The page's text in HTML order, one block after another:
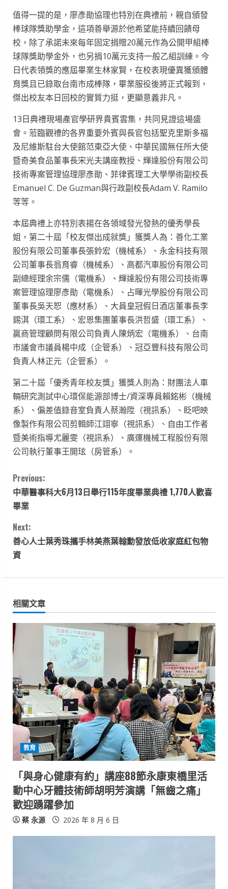
值得一提的是，廖彥勛協理也特別在典禮前，親自頒發
棒球隊獎助學金，這項善舉源於他希望能持續回饋母
校，除了承諾未來每年固定捐贈20萬元作為公開甲組棒
球隊獎助學金外，也另捐10萬元支持一般乙組訓練。今
日代表領獎的應屆畢業生林家賢，在校表現優異獲頒體
育獎且已錄取台南市成棒隊，畢業服役後將正式報到，
傑出校友本日回校的實質力挺，更顯意義非凡。
13日典禮現場產官學研界貴賓雲集，共同見證這場盛
會。蒞臨觀禮的各界重要外賓與長官包括聖克里斯多福
及尼維斯駐台大使館范東亞大使、中華民國無任所大使
暨奇美食品董事長宋光夫講座教授、輝達股份有限公司
技術專案管理協理廖彥勛、菲律賓理工大學學術副校長
Emanuel C. De Guzman與行政副校長Adam V. Ramilo
等等。
本屆典禮上亦特別表揚在各領域發光發熱的優秀學長
姐，第二十屆「校友傑出成就獎」獲獎人為：善化工業
股份有限公司董事長張鈴宏（機械系）、永金科技有限
公司董事長翁育睿（機械系）、高都汽車股份有限公司
副總經理余宗儒（電機系）、輝達股份有限公司技術專
案管理協理廖彥勛（電機系）、占暉光學股份有限公司
董事長吳天恕（應材系）、大員皇冠假日酒店董事長李
錫淇（環工系）、宏恩集團董事長洪哲盛（環工系）、
贏商管理顧問有限公司負責人陳炳宏（電機系）、台南
市議會市議員楊中成（企管系）、冠亞豐科技有限公司
負責人林正元（企管系）。
第二十屆「優秀青年校友獎」獲獎人則為：財團法人車
輛研究測試中心環保能源部博士/資深專員賴銘彬（機械
系）、偏差值錄音室負責人蔡瀚陞（視訊系）、眨吧映
像製作有限公司剪輯師江翊寧（視訊系）、自由工作者
暨美術指導尤麗雯（視訊系）、廣運機械工程股份有限
公司執行董事王開玹（房管系）。
C
o
n
t
i
u
e
R
e
a
d
i
n
g
Previous:
中華醫事科大6月13日舉行115年度畢業典禮 1,770人歡喜
畢業
Next:
善心人士葉秀珠攜手林美燕葉翰勳發放低收家庭紅包物
資
相關文章
教育
「與身心健康有約」講座88節永康東橋里活
動中心牙體技術師胡明芳演講「無齒之痛」
歡迎踴躍參加
蔡 永源 2026 年 8 月 6 日